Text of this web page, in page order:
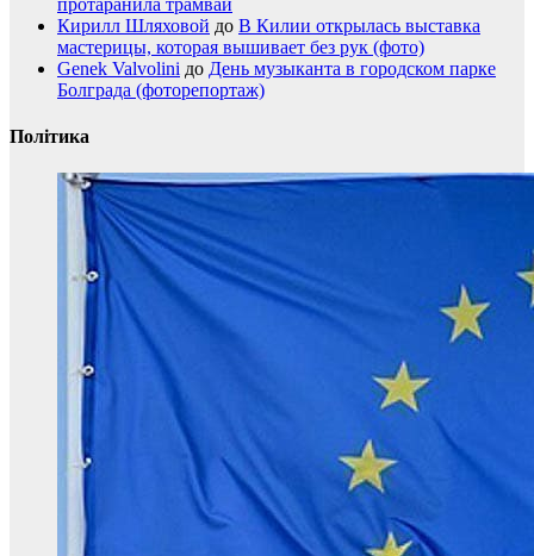
Кирилл Шляховой до В Килии открылась выставка
мастерицы, которая вышивает без рук (фото)
Genek Valvolini до День музыканта в городском парке
Болграда (фоторепортаж)
Політика